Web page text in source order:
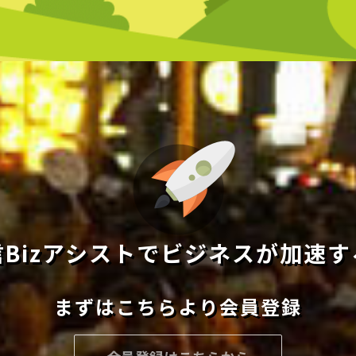
アシストでビジネスが加速
まずはこちらより会員登録